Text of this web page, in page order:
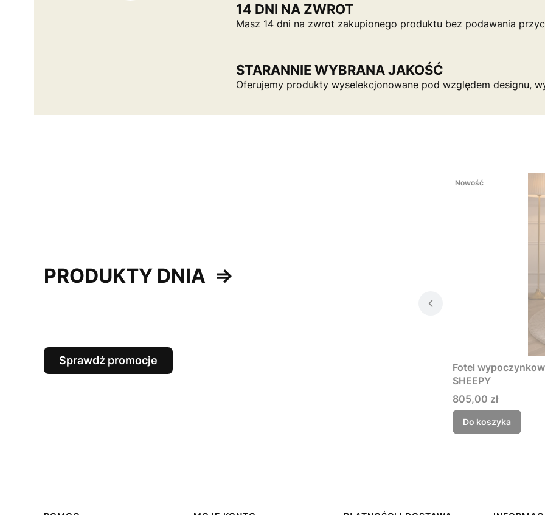
14 DNI NA ZWROT
Masz 14 dni na zwrot zakupionego produktu bez podawania
STARANNIE WYBRANA JAKOŚĆ
Oferujemy produkty wyselekcjonowane pod względem designu,
PRODUKTY DNIA ⇒
Sprawdź promocje
Nowość
Fotel
SHEEPY
Cena
805,00 zł
Do koszyka